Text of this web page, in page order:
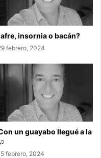
insornia o bacán?
febrero, 2024
un guayabo llegué a la
febrero, 2024